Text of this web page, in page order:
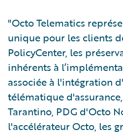
"Octo Telematics
unique pour les clients
PolicyCenter, les
inhérents à
associée à l'intégration
télématique
Tarantino, PDG d'Octo
l'accélérateur Octo, les